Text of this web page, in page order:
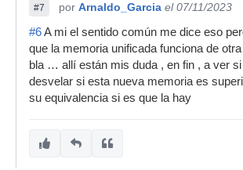
#7 por Arnaldo_Garcia el 07/11/2023
#6A mi el sentido común me dice eso
que la memoria unificada funciona de
bla … allí están mis duda , en fin , a ver si
desvelar si esta nueva memoria es
su equivalencia si es que la hay